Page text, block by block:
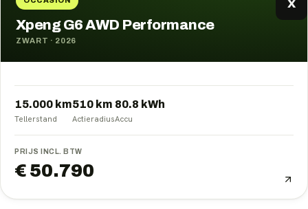
X
Xpeng G6 AWD Performance
ZWART · 2026
15.000 km
Tellerstand
510 km
Actieradius
80.8 kWh
Accu
PRIJS INCL. BTW
€ 50.790